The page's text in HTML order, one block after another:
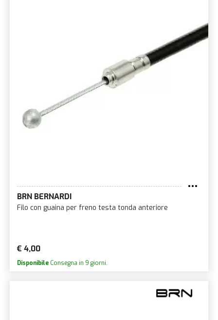
BRN BERNARDI
Filo con guaina per freno testa tonda anteriore
€ 4,00
Disponibile Consegna in 9 giorni.